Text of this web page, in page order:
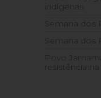
indígenas
Semana dos
Semana dos
Povo
resistência